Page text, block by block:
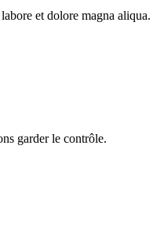
et dolore magna
garder le contrôle.